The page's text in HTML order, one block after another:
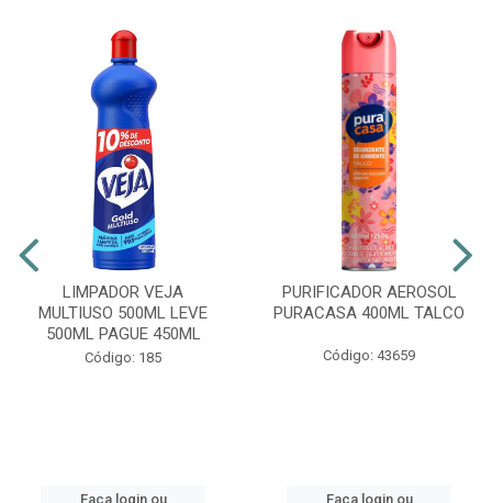
LIMPADOR VEJA
MULTIUSO 500ML LEVE
500ML PAGUE 450ML
Código: 185
Faça login ou
PURIFICADOR AEROSOL
PURACASA 400ML TALCO
Código: 43659
Faça login ou